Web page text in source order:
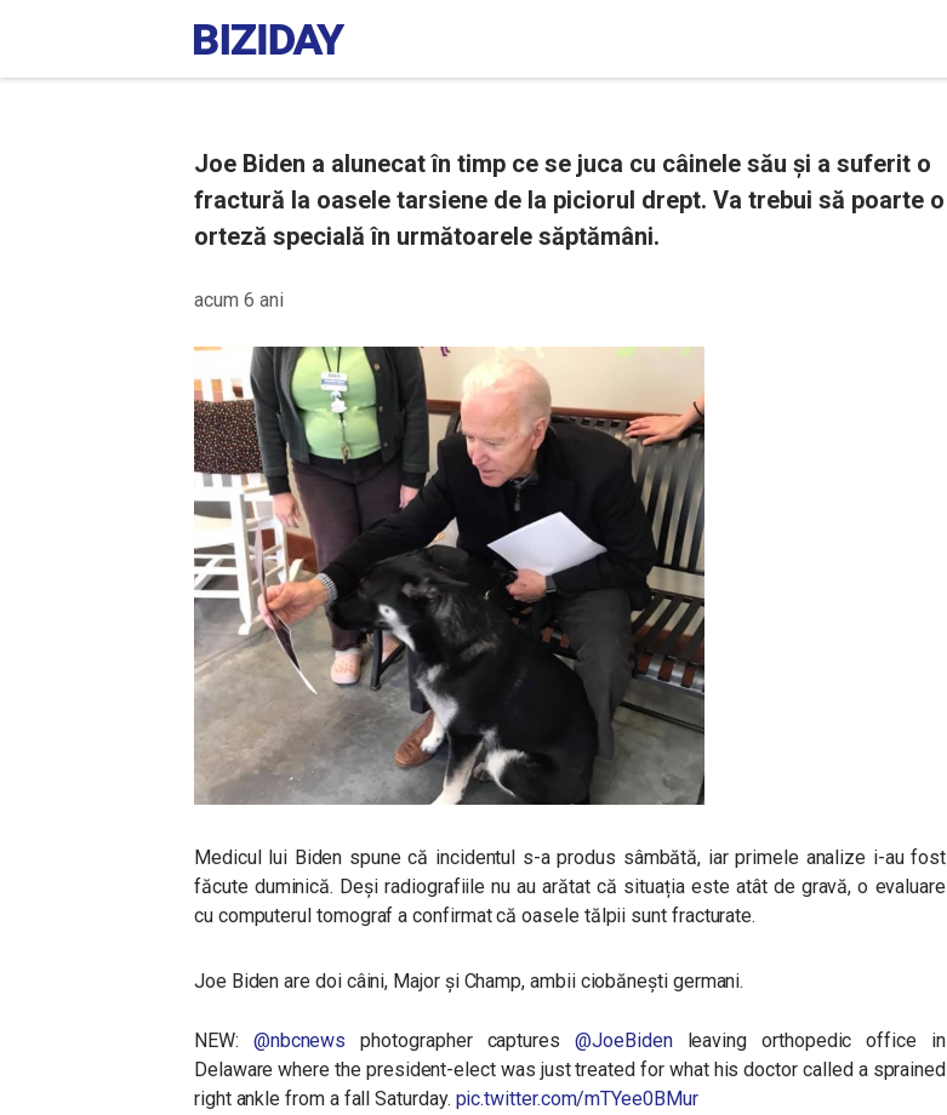
Joe Biden a alunecat în timp ce se juca cu câinele său și a suferit o
fractură la oasele tarsiene de la piciorul drept. Va trebui să poarte o
orteză specială în următoarele săptămâni.
acum 6 ani
Medicul lui Biden spune că incidentul s-a produs sâmbătă, iar primele analize i-au fost
făcute duminică. Deși radiografiile nu au arătat că situația este atât de gravă, o evaluare
cu computerul tomograf a confirmat că oasele tălpii sunt fracturate.
Joe Biden are doi câini, Major și Champ, ambii ciobănești germani.
NEW: @nbcnews photographer captures@JoeBidenleaving orthopedic office in
Delaware where the president-elect was just treated for what his doctor called a sprained
right ankle from a fall Saturday. pic.twitter.com/mTYee0BMur